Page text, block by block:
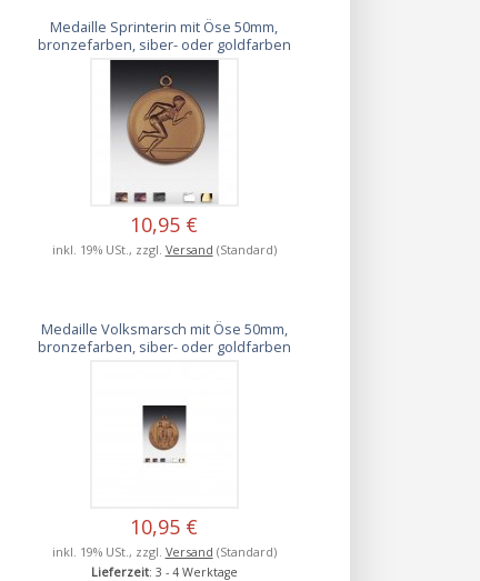
Medaille Sprinterin mit Öse 50mm,
bronzefarben, siber- oder goldfarben
10,95 €
inkl. 19% USt., zzgl. Versand (Standard)
Medaille Volksmarsch mit Öse 50mm,
bronzefarben, siber- oder goldfarben
10,95 €
inkl. 19% USt., zzgl. Versand (Standard)
Lieferzeit: 3 - 4 Werktage